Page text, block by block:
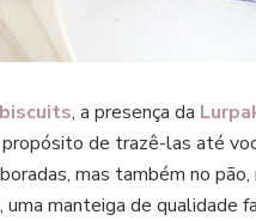
, a presença da
de trazê-las até
mas também no
uma manteiga de qualidade